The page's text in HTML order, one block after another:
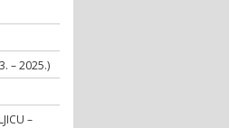
– 2025.)
–